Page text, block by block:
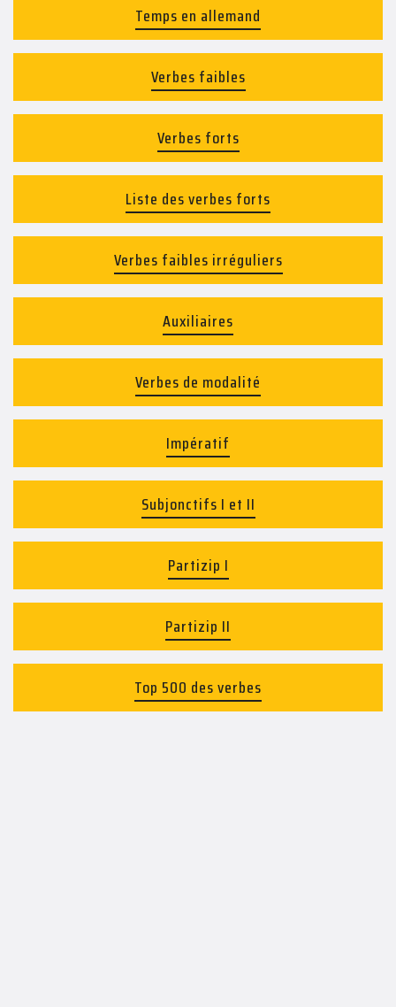
Temps en allemand
Verbes faibles
Verbes forts
Liste des verbes forts
Verbes faibles irréguliers
Auxiliaires
Verbes de modalité
Impératif
Subjonctifs I et II
Partizip I
Partizip II
Top 500 des verbes